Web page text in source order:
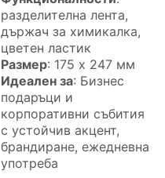
разделителна лента,
държач за химикалка,
цветен ластик
Размер: 175 x 247 мм
Идеален за: Бизнес
подаръци и
корпоративни събития
с устойчив акцент,
брандиране, ежедневна
употреба